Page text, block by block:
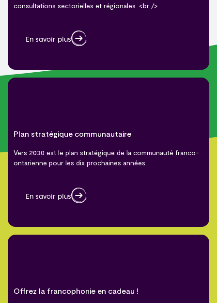
consultations sectorielles et régionales. <br />
En savoir plus
Plan stratégique communautaire
Vers 2030 est le plan stratégique de la communauté franco-
ontarienne pour les dix prochaines années.
En savoir plus
Offrez la francophonie en cadeau !